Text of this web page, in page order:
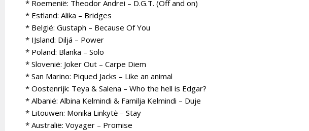
* Roemenië: Theodor Andrei – D.G.T. (Off and on)
* Estland: Alika – Bridges
* België: Gustaph – Because Of You
* IJsland: Diljá – Power
* Poland: Blanka – Solo
* Slovenië: Joker Out – Carpe Diem
* San Marino: Piqued Jacks – Like an animal
* Oostenrijk: Teya & Salena – Who the hell is Edgar?
* Albanië: Albina Kelmindi & Familja Kelmindi – Duje
* Litouwen: Monika Linkytė – Stay
* Australië: Voyager – Promise